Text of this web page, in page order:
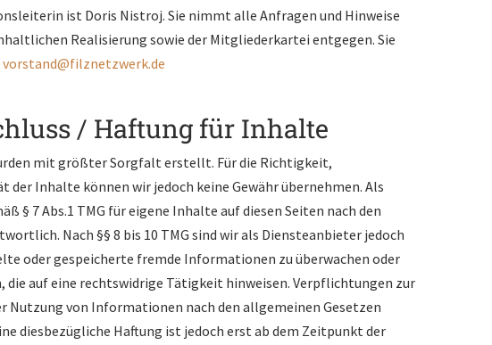
ist Doris Nistroj. Sie nimmt alle Anfragen und Hinweise
Realisierung sowie der Mitgliederkartei entgegen. Sie
vorstand@filznetzwerk.de
/ Haftung für Inhalte
mit größter Sorgfalt erstellt. Für die Richtigkeit,
Inhalte können wir jedoch keine Gewähr übernehmen. Als
§ 7 Abs.1 TMG für eigene Inhalte auf diesen Seiten nach den
Nach §§ 8 bis 10 TMG sind wir als Diensteanbieter jedoch
oder gespeicherte fremde Informationen zu überwachen oder
die auf eine rechtswidrige Tätigkeit hinweisen. Verpflichtungen zur
Nutzung von Informationen nach den allgemeinen Gesetzen
diesbezügliche Haftung ist jedoch erst ab dem Zeitpunkt der